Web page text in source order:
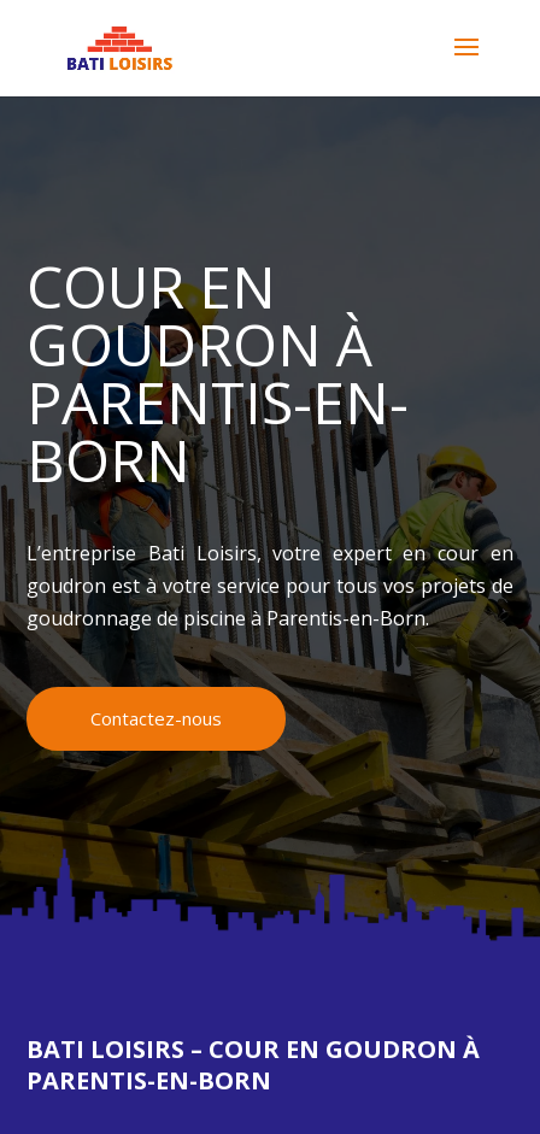
COUR EN
GOUDRON À
PARENTIS-EN-
BORN
L’entreprise Bati Loisirs, votre expert en cour en
goudron est à votre service pour tous vos projets de
goudronnage de piscine àParentis-en-Born.
Contactez-nous
BATI LOISIRS – COUR EN GOUDRON À
PARENTIS-EN-BORN